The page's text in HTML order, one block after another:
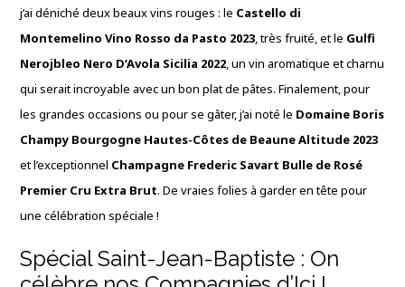
j’ai déniché deux beaux vins rouges : le Castello di
Montemelino Vino Rosso da Pasto 2023 , très fruité, et le Gulfi
Nerojbleo Nero D’Avola Sicilia 2022 , un vin aromatique et charnu
qui serait incroyable avec un bon plat de pâtes. Finalement, pour
les grandes occasions ou pour se gâter, j’ai noté le Domaine Boris
Champy Bourgogne Hautes-Côtes de Beaune Altitude 2023
et l’exceptionnel Champagne Frederic Savart Bulle de Rosé
Premier Cru Extra Brut. De vraies folies à garder en tête pour
une célébration spéciale !
Spécial Saint-Jean-Baptiste : On